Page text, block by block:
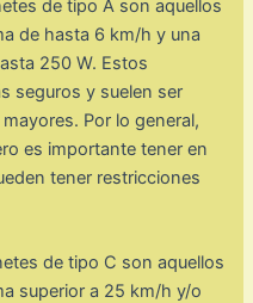
de tipo A son aquellos
de hasta 6 km/h y una
250 W. Estos
seguros y suelen ser
Por lo general,
es importante tener en
tener restricciones
de tipo C son aquellos
superior a 25 km/h y/o